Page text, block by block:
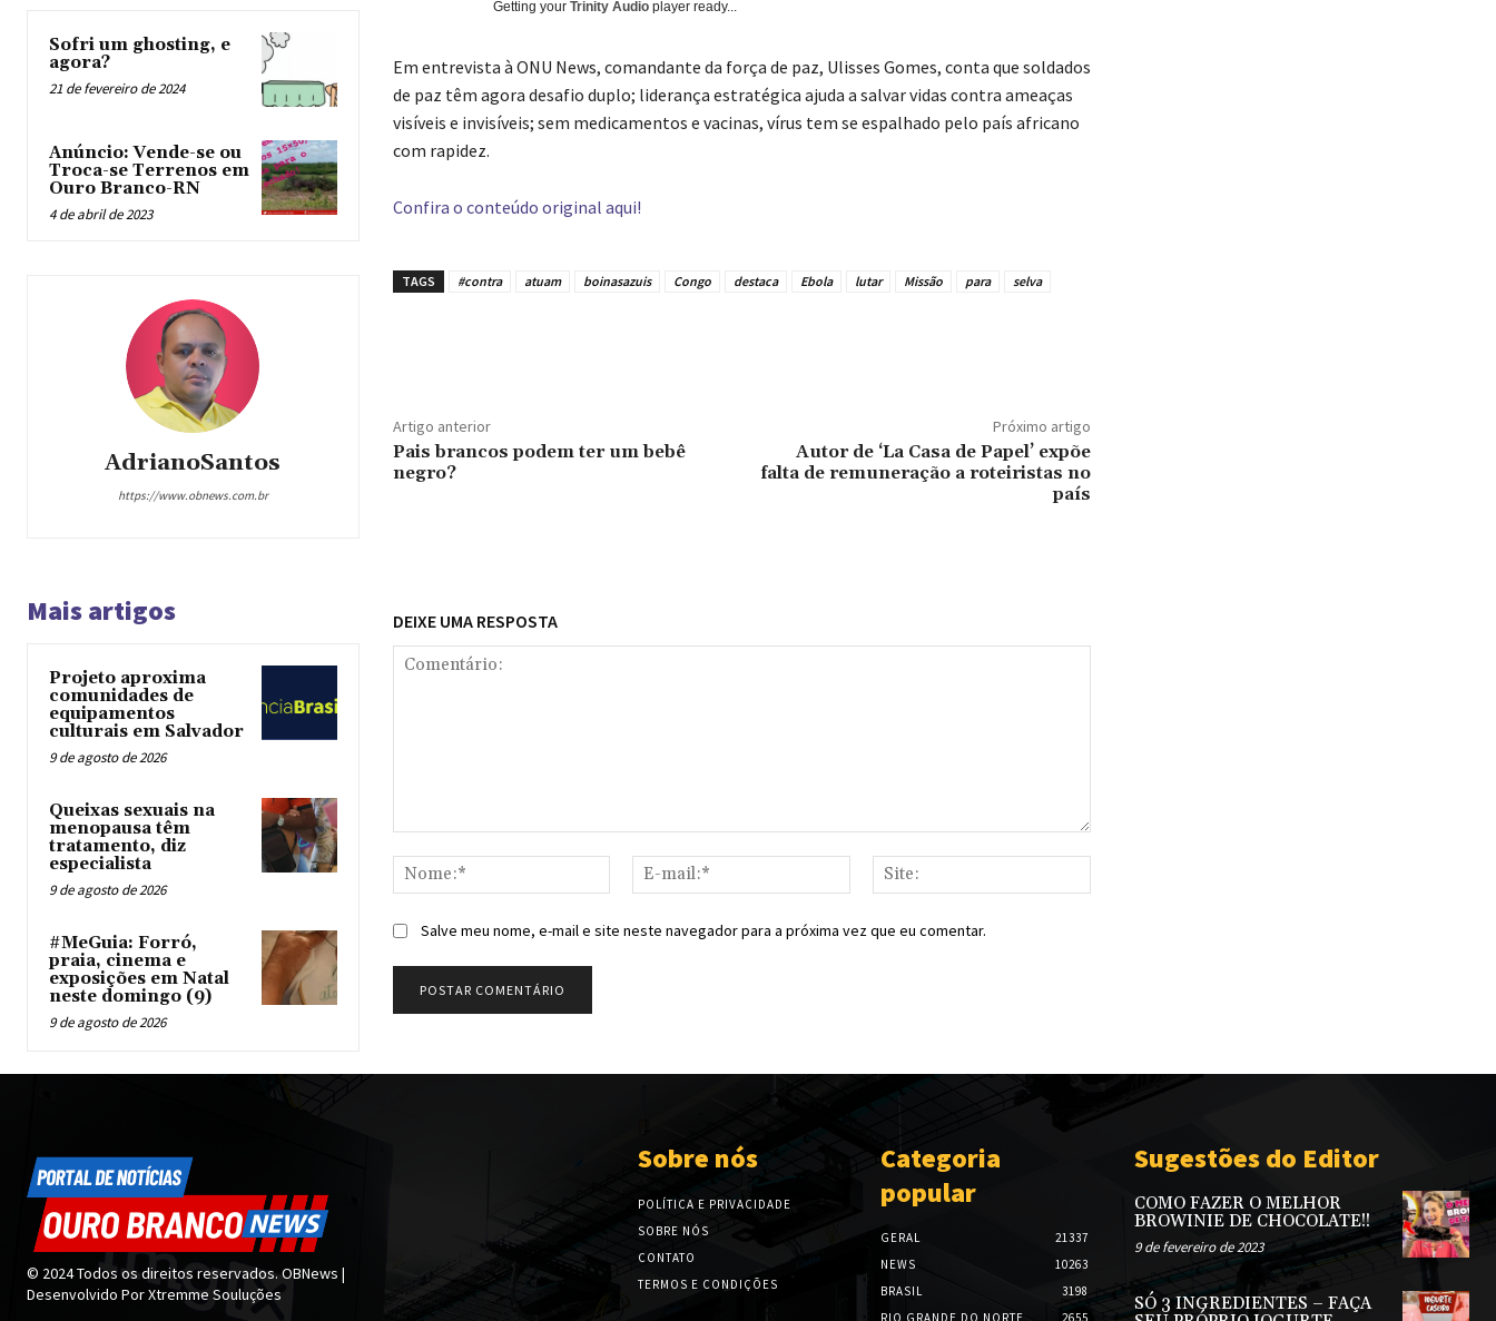
Sofri um ghosting, e
agora?
21 de fevereiro de 2024
Anúncio: Vende-se ou
Troca-se Terrenos em
Ouro Branco-RN
4 de abril de 2023
AdrianoSantos
https://www.obnews.com.br
Getting your Trinity Audioplayer ready...
Em entrevista à ONU News, comandante da força de paz, Ulisses Gomes, conta que soldados
de paz têm agora desafio duplo; liderança estratégica ajuda a salvar vidas contra ameaças
visíveis e invisíveis; sem medicamentos e vacinas, vírus tem se espalhado pelo país africano
com rapidez.
Confira o conteúdo original aqui!
TAGS #contra atuam boinasazuis Congo destaca Ebola lutar Missão para selva
Artigo anterior
Pais brancos podem ter um bebê
negro?
Próximo artigo
Autor de ‘La Casa de Papel’ expõe
falta de remuneração a roteiristas no
país
Mais artigos
Projeto aproxima
comunidades de
equipamentos
culturais em Salvador
9 de agosto de 2026
Queixas sexuais na
menopausa têm
tratamento, diz
especialista
9 de agosto de 2026
#MeGuia: Forró,
praia, cinema e
exposições em Natal
neste domingo (9)
9 de agosto de 2026
DEIXE UMA RESPOSTA
Nome:*
mail:*
Salve meu nome, e-mail e site neste navegador para a próxima vez que eu comentar.
© 2024 Todos os direitos reservados. OBNews |
Desenvolvido Por Xtremme Souluções
Sobre nós
POLÍTICA E PRIVACIDADE
SOBRE NÓS
CONTATO
TERMOS E CONDIÇÕES
Categoria
popular
GERAL
21337
NEWS
10263
BRASIL
3198
RIO GRANDE DO NORTE
2655
Sugestões do Editor
COMO FAZER O MELHOR
BROWINIE DE CHOCOLATE!!
9 de fevereiro de 2023
SÓ 3 INGREDIENTES – FAÇA